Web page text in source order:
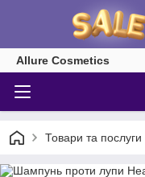
Allure Cosmetics
Товари та послуги